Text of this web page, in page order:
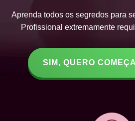
Aprenda todos os segredos para
Profissional extremamente
SIM, QUERO